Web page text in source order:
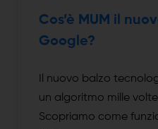
Cos’è MUM il
Google?
Il nuovo balzo
un algoritmo mille
Scopriamo come